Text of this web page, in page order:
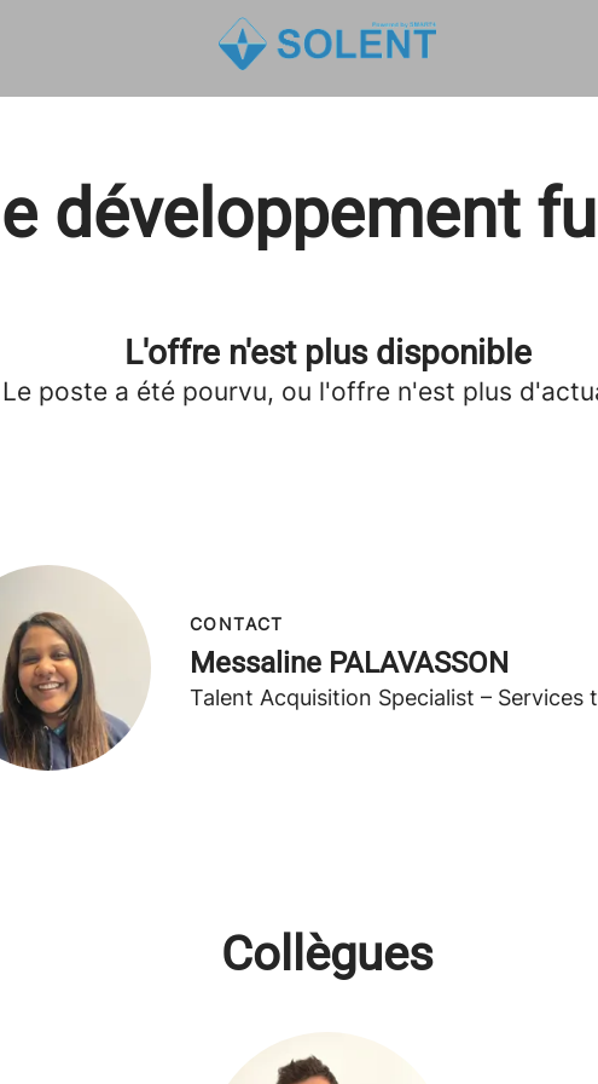
développement
L'offre n'est plus disponible
Le poste a été pourvu, ou l'offre n'est plus
CONTACT
Messaline PALAVASSON
Talent Acquisition Specialist – Services
Collègues